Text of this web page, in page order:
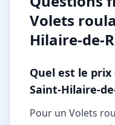
Volets
Hilaire-de-
Quel est le prix
Saint-Hilaire-
Pour un Volets